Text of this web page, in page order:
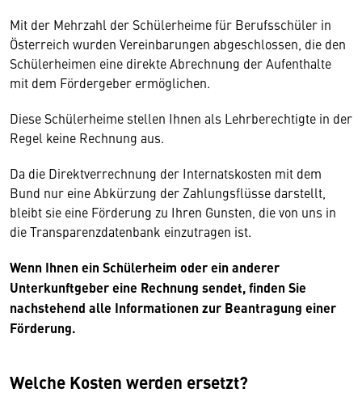
Mit der Mehrzahl der Schülerheime für Berufsschüler in
Österreich wurden Vereinbarungen abgeschlossen, die den
Schülerheimen eine direkte Abrechnung der Aufenthalte
mit dem Fördergeber ermöglichen.
Diese Schülerheime stellen Ihnen als Lehrberechtigte in der
Regel keine Rechnung aus.
Da die Direktverrechnung der Internatskosten mit dem
Bund nur eine Abkürzung der Zahlungsflüsse darstellt,
bleibt sie eine Förderung zu Ihren Gunsten, die von uns in
die Transparenzdatenbank einzutragen ist.
Wenn Ihnen ein Schülerheim oder ein anderer
Unterkunftgeber eine Rechnung sendet, finden Sie
nachstehend alle Informationen zur Beantragung einer
Förderung.
Welche Kosten werden ersetzt?